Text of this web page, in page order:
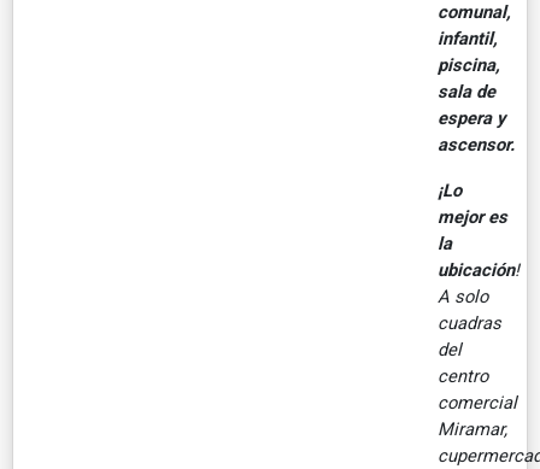
comunal,
infantil,
piscina,
sala de
espera y
ascensor.
¡Lo
mejor es
la
ubicación!
A solo
cuadras
del
centro
comercial
Miramar,